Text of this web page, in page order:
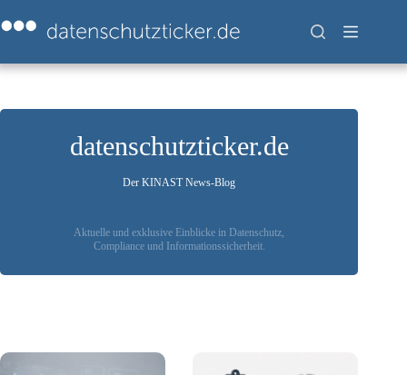
Inhalt
springen
datenschutzticker.de
Der KINAST News-Blog
Aktuelle und exklusive Einblicke in Datenschutz,
Compliance und Informationssicherheit.